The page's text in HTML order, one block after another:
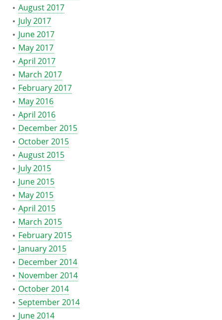
August 2017
July 2017
June 2017
May 2017
April 2017
March 2017
February 2017
May 2016
April 2016
December 2015
October 2015
August 2015
July 2015
June 2015
May 2015
April 2015
March 2015
February 2015
January 2015
December 2014
November 2014
October 2014
September 2014
June 2014